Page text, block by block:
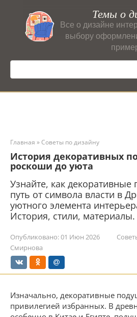
контенту
Темы о
Все о дизайне
выбору
Поиск:
Главная »Советы по дизайну
История декоративных
роскоши до уюта
Узнайте, как
путь от символа власти в
уютного элемента
История, стили, материалы.
Опубликовано:01 Июн 2026
Смирнова
Изначально, декоративные
привилегией избранных. В